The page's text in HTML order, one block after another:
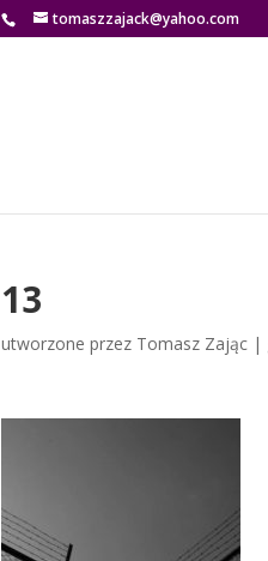
tomaszzajack@yahoo.com
13
utworzone przez Tomasz Zając |